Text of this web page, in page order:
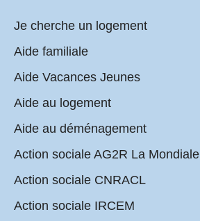
Je cherche un logement
Aide familiale
Aide Vacances Jeunes
Aide au logement
Aide au déménagement
Action sociale AG2R La Mondiale
Action sociale CNRACL
Action sociale IRCEM